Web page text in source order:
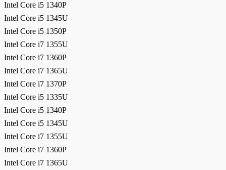
Intel Core i5 1340P
Intel Core i5 1345U
Intel Core i5 1350P
Intel Core i7 1355U
Intel Core i7 1360P
Intel Core i7 1365U
Intel Core i7 1370P
Intel Core i5 1335U
Intel Core i5 1340P
Intel Core i5 1345U
Intel Core i7 1355U
Intel Core i7 1360P
Intel Core i7 1365U